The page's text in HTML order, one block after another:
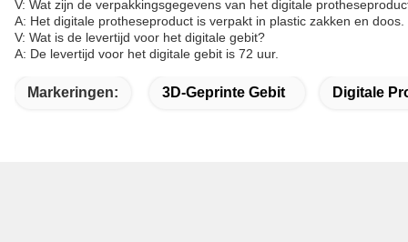
V: Wat zijn de verpakkingsgegevens van het digitale
A: Het digitale protheseproduct is verpakt in plastic zakken en doos.
V: Wat is de levertijd voor het digitale gebit?
A: De levertijd voor het digitale gebit is 72 uur.
Markeringen: 3D-Geprinte Gebit Digitale